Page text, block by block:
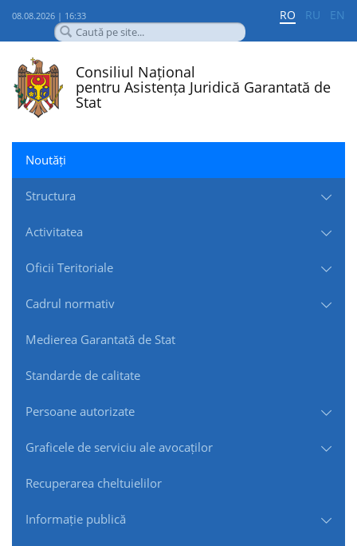
08.08.2026 | 16:33 RO RU EN
Consiliul Național
pentru Asistența Juridică Garantată de
Stat
Noutăți
Structura
Activitatea
Oficii Teritoriale
Cadrul normativ
Medierea Garantată de Stat
Standarde de сalitate
Persoane autorizate
Graficele de serviciu ale avocaților
Recuperarea cheltuielilor
Informație publică